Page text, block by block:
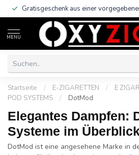
Gratisgeschenk aus einer
MENU
Startseite / E-ZIGARETTEN / E
POD SYSTEMS
/ DotMod
Elegantes Dampfen:
Systeme im
DotMod ist eine angesehene Marke in